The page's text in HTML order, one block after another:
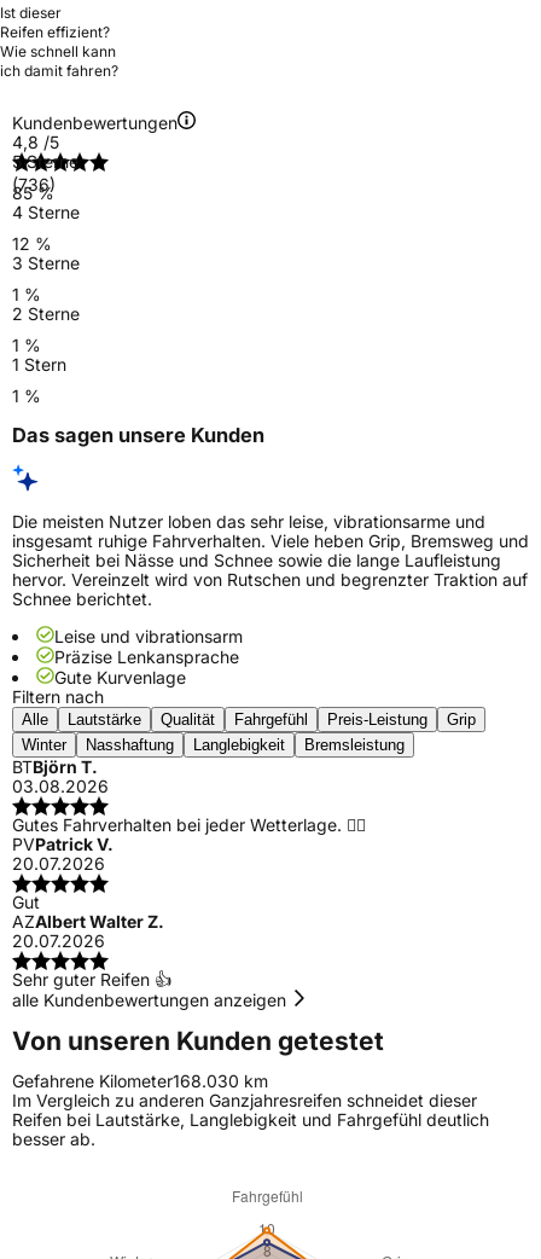
Ist dieser
Reifen effizient?
Wie schnell kann
ich damit fahren?
Kundenbewertungen
4,8 /5
(736)
5 Sterne
85 %
4 Sterne
12 %
3 Sterne
1 %
2 Sterne
1 %
1 Stern
1 %
Das sagen unsere Kunden
Die meisten Nutzer loben das sehr leise, vibrationsarme und
insgesamt ruhige Fahrverhalten. Viele heben Grip, Bremsweg und
Sicherheit bei Nässe und Schnee sowie die lange Laufleistung
hervor. Vereinzelt wird von Rutschen und begrenzter Traktion auf
Schnee berichtet.
Leise und vibrationsarm
Präzise Lenkansprache
Gute Kurvenlage
Filtern nach
Alle Lautstärke Qualität Fahrgefühl Preis-Leistung
Grip
Winter
Nasshaftung Langlebigkeit Bremsleistung
BTBjörn T.
03.08.2026
Gutes Fahrverhalten bei jeder Wetterlage. 👍🏻
PVPatrick V.
20.07.2026
Gut
AZAlbert Walter Z.
20.07.2026
Sehr guter Reifen 👍
alle Kundenbewertungen anzeigen
Von unseren Kunden getestet
Gefahrene Kilometer168.030 km
Im Vergleich zu anderen Ganzjahresreifen schneidet dieser
Reifen bei Lautstärke, Langlebigkeit und Fahrgefühl deutlich
besser ab.